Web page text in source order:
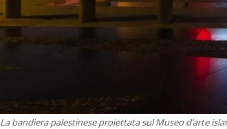
La bandiera palestinese proiettata sul Museo d’arte